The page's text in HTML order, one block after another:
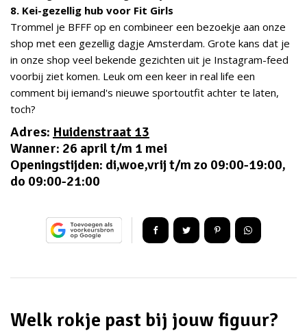
8. Kei-gezellig hub voor Fit Girls
Trommel je BFFF op en combineer een bezoekje aan onze
shop met een gezellig dagje Amsterdam. Grote kans dat je
in onze shop veel bekende gezichten uit je Instagram-feed
voorbij ziet komen. Leuk om een keer in real life een
comment bij iemand's nieuwe sportoutfit achter te laten,
toch?
Adres: Huidenstraat 13
Wanner: 26 april t/m 1 mei
Openingstijden: di,woe,vrij t/m zo 09:00-19:00,
do 09:00-21:00
Welk rokje past bij jouw figuur?